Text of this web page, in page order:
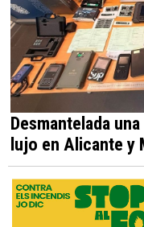
Desmantelada
lujo en Alicante y